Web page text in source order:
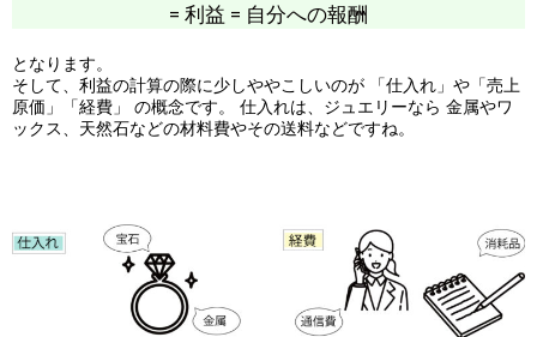
= 利益 = 自分への報酬
となります。
そして、利益の計算の際に少しややこしいのが 「仕入れ」や「売上
原価」「経費」 の概念です。 仕入れは、ジュエリーなら 金属やワ
ックス、天然石などの材料費やその送料などですね。